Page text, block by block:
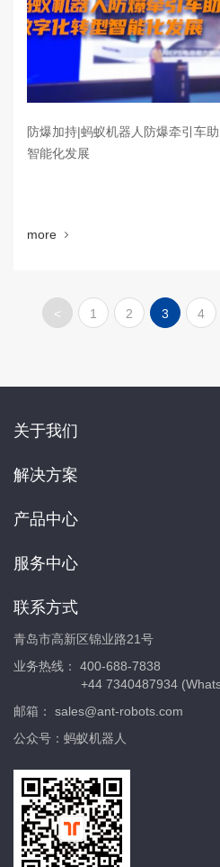
防爆加持|蚂蚁机器人防爆牵引车
智能化发展
more
< 1 2 3 4
关于我们
解决方案
产品中心
服务中心
联系方式
青岛市高新区锦业路21号
业务热线： 400-688-7838
+44 7340487934
邮箱： sales@ant-robots.com
公众号：蚂蚁机器人